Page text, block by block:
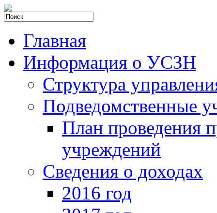
Главная
Информация о УСЗН
Структура
Подведомственные
План проведения
учреждений
Сведения о доходах
2016 год